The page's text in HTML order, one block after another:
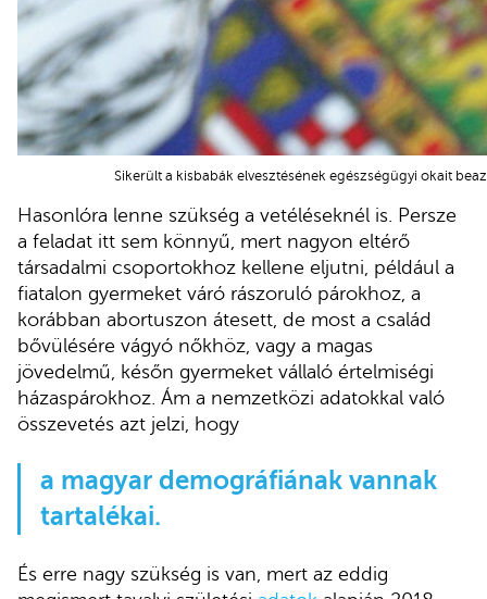
Sikerült a kisbabák elvesztésének egészségügyi okait
Hasonlóra lenne szükség a vetéléseknél is. Persze
a feladat itt sem könnyű, mert nagyon eltérő
társadalmi csoportokhoz kellene eljutni, például a
fiatalon gyermeket váró rászoruló párokhoz, a
korábban abortuszon átesett, de most a család
bővülésére vágyó nőkhöz, vagy a magas
jövedelmű, későn gyermeket vállaló értelmiségi
házaspárokhoz. Ám a nemzetközi adatokkal való
összevetés azt jelzi, hogy
a magyar demográfiának vannak
tartalékai.
És erre nagy szükség is van, mert az eddig